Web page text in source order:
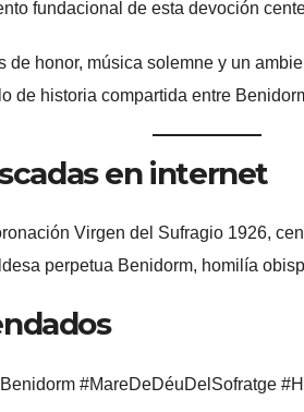
fundacional de esta devoción
de honor, música solemne y un
de historia compartida entre
en internet
Virgen del Sufragio 1926,
perpetua Benidorm, homilía
#MareDeDéuDelSofratge